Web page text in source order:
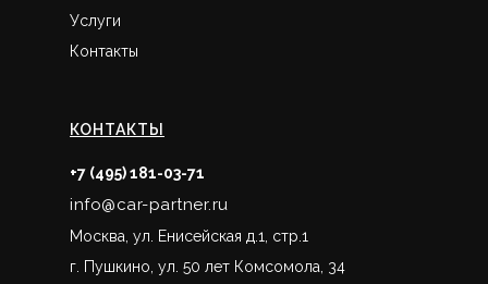
Услуги
Контакты
КОНТАКТЫ
+7 (495) 181-03-71
info@car-partner.ru
Москва, ул. Енисейская д.1, стр.1
г. Пушкино, ул. 50 лет Комсомола, 34